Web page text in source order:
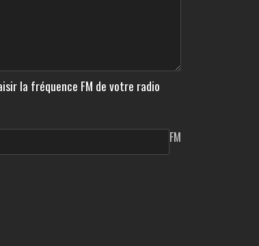
la fréquence FM de votre radio
FM